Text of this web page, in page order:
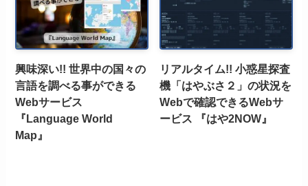
興味深い!! 世界中の国々の
言語を調べる事ができる
Webサービス
『Language World
Map』
リアルタイム!! 小惑星探査
機「はやぶさ２」の状況を
Webで確認できるWebサ
ービス 『はや2NOW』